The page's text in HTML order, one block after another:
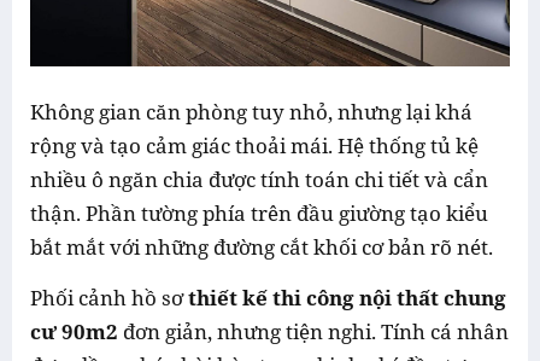
Không gian căn phòng tuy nhỏ, nhưng lại khá
rộng và tạo cảm giác thoải mái. Hệ thống tủ kệ
nhiều ô ngăn chia được tính toán chi tiết và cẩn
thận. Phần tường phía trên đầu giường tạo kiểu
bắt mắt với những đường cắt khối cơ bản rõ nét.
Phối cảnh hồ sơthiết kế thi công nội thất chung
cư 90m2 đơn giản, nhưng tiện nghi. Tính cá nhân